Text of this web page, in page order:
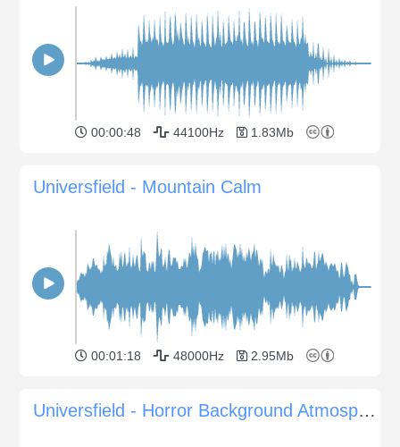
00:00:48 44100Hz 1.83Mb
Universfield - Mountain Calm
00:01:18 48000Hz 2.95Mb
Universfield - Horror Background Atmosphere #18